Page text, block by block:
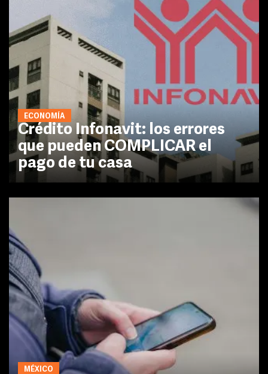
ECONOMÍA
Crédito Infonavit: los errores
que pueden COMPLICAR el
pago de tu casa
MÉXICO